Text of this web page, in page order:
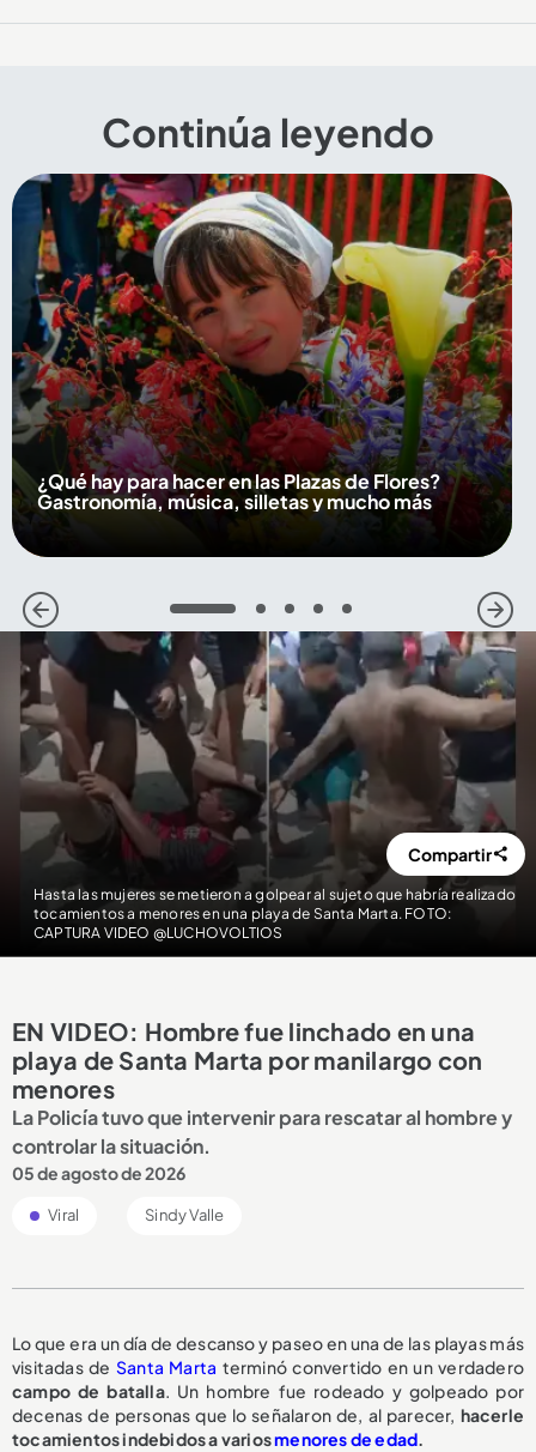
Continúa leyendo
¿Qué hay para hacer en las Plazas de Flores?
Gastronomía, música, silletas y mucho más
1 2 3 4 5
Hasta las mujeres se metieron a golpear al sujeto que habría realizado
tocamientos a menores en una playa de Santa Marta. FOTO:
CAPTURA VIDEO @LUCHOVOLTIOS
Compartir
EN VIDEO: Hombre fue linchado en una
playa de Santa Marta por manilargo con
menores
La Policía tuvo que intervenir para rescatar al hombre y
controlar la situación.
05 de agosto de 2026
Viral Sindy Valle
Lo que era un día de descanso y paseo en una de las playas más
visitadas de Santa Marta terminó convertido en un verdadero
campo de batalla. Un hombre fue rodeado y golpeado por
decenas de personas que lo señalaron de, al parecer, hacerle
tocamientos indebidos a variosmenores de edad.